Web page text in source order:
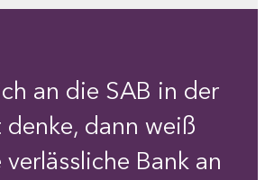
an die SAB in der
dann weiß
verlässliche Bank an